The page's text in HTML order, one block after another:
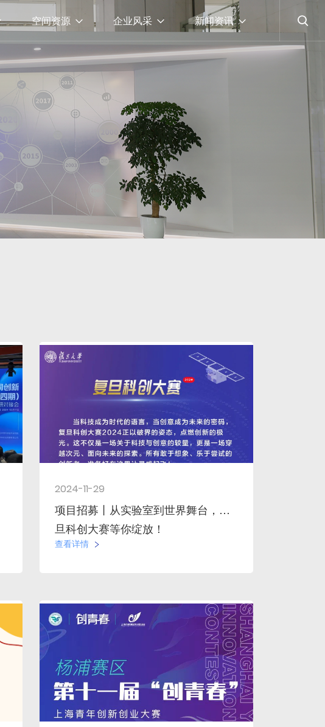
空间资源 企业风采 新闻资讯
2024-11-29
项目招募丨从实验室到世界舞台，复
旦科创大赛等你绽放！
查看详情